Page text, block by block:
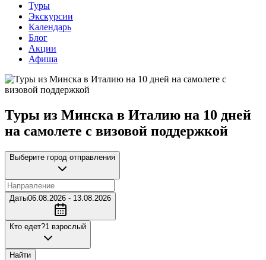
Туры
Экскурсии
Календарь
Блог
Акции
Афиша
Туры из Минска в Италию на 10 дней
на самолете с визовой поддержкой
Выберите город отправления
Даты06.08.2026 - 13.08.2026
Кто едет?1 взрослый
Найти